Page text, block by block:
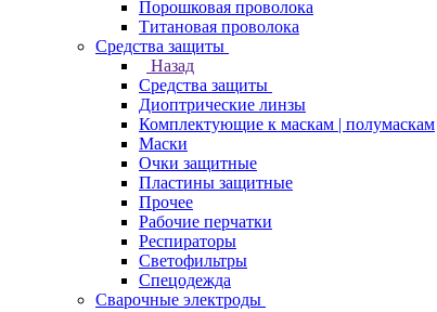
Порошковая проволока
Титановая проволока
Средства защиты
Назад
Средства защиты
Диоптрические линзы
Комплектующие к маскам | полумаскам
Маски
Очки защитные
Пластины защитные
Прочее
Рабочие перчатки
Респираторы
Светофильтры
Спецодежда
Сварочные электроды